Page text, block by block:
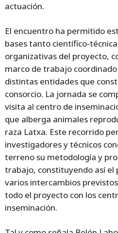
actuación.
El encuentro ha permitido
bases tanto científico-
organizativas del proyecto,
marco de trabajo
distintas entidades que
consorcio. La jornada se
visita al centro de
que alberga animales
raza Latxa. Este recorrido
investigadores y técnicos
terreno su metodología y
trabajo, constituyendo así el
varios intercambios
todo el proyecto con los
inseminación.